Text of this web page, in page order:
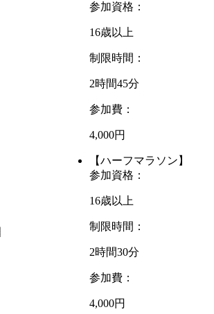
参加資格：
16歳以上
制限時間：
2時間45分
参加費：
4,000円
【ハーフマラソン】
参加資格：
16歳以上
制限時間：
2時間30分
参加費：
4,000円